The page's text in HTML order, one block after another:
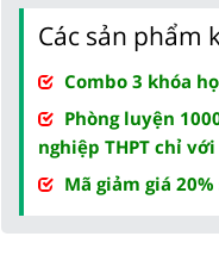
Các sản phẩm
Combo 3 khóa
Phòng luyện
nghiệp THPT chỉ
Mã giảm giá